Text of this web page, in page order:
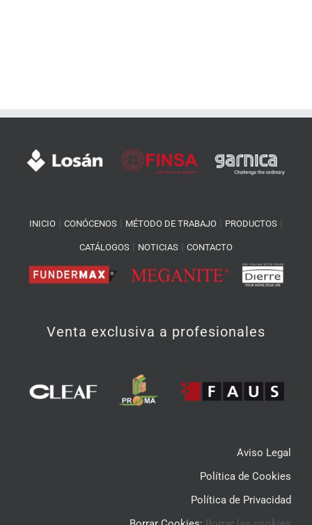
INICIO CONÓCENOS MÉTODO DE TRABAJO PRODUCTOS
CATÁLOGOS NOTICIAS CONTACTO
Venta exclusiva a profesionales
Aviso Legal
Política de Cookies
Política de Privacidad